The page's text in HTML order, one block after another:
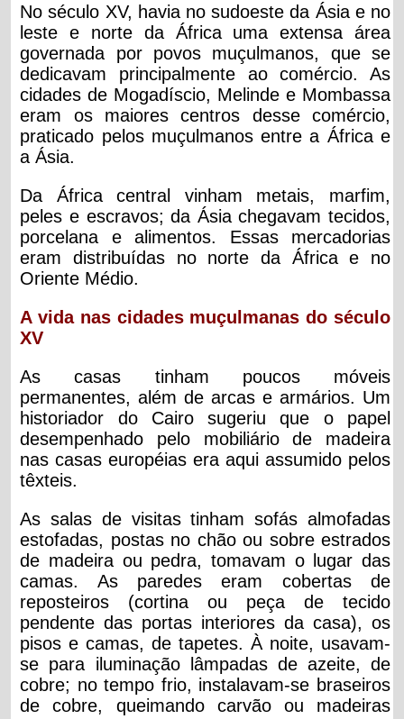
No século XV, havia no sudoeste da Ásia e no
leste e norte da África uma extensa área
governada por povos muçulmanos, que se
dedicavam principalmente ao comércio. As
cidades de Mogadíscio, Melinde e Mombassa
eram os maiores centros desse comércio,
praticado pelos muçulmanos entre a África e
a Ásia.
Da África central vinham metais, marfim,
peles e escravos; da Ásia chegavam tecidos,
porcelana e alimentos. Essas mercadorias
eram distribuídas no norte da África e no
Oriente Médio.
A vida nas cidades muçulmanas do século
XV
As casas tinham poucos móveis
permanentes, além de arcas e armários. Um
historiador do Cairo sugeriu que o papel
desempenhado pelo mobiliário de madeira
nas casas européias era aqui assumido pelos
têxteis.
As salas de visitas tinham sofás almofadas
estofadas, postas no chão ou sobre estrados
de madeira ou pedra, tomavam o lugar das
camas. As paredes eram cobertas de
reposteiros (cortina ou peça de tecido
pendente das portas interiores da casa), os
pisos e camas, de tapetes. À noite, usavam-
se para iluminação lâmpadas de azeite, de
cobre; no tempo frio, instalavam-se braseiros
de cobre, queimando carvão ou madeiras